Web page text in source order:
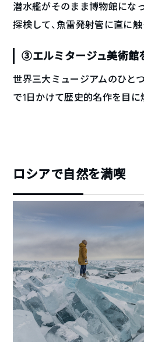
潜水艦がそのまま博物館にな
探検して、魚雷発射管に直に
③エルミタージュ美術館
世界三大ミュージアムのひと
で1日かけて歴史的名作を目に
ロシアで自然を満喫